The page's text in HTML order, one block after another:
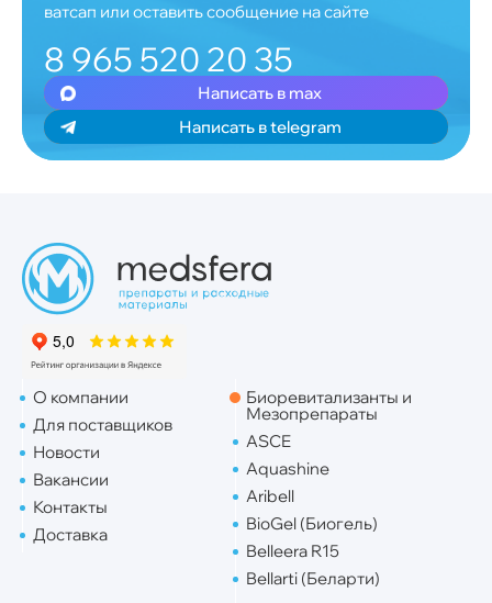
ватсап или оставить сообщение на сайте
8 965 520 20 35
Написать в max
Написать в telegram
О компании
Для поставщиков
Новости
Вакансии
Контакты
Доставка
Биоревитализанты и
Мезопрепараты
ASCE
Aquashine
Aribell
BioGel (Биогель)
Belleera R15
Bellarti (Беларти)